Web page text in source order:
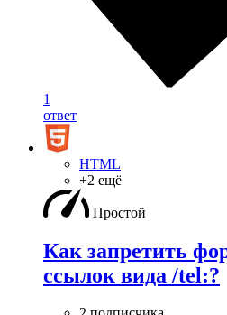
1
ответ
HTML
+2 ещё
Простой
Как запретить
ссылок вида /tel:?